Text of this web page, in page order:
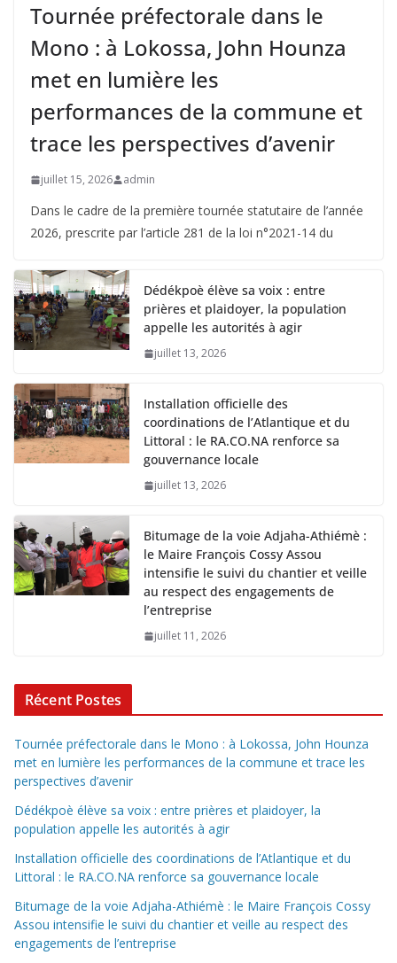
Tournée préfectorale dans le
Mono : à Lokossa, John Hounza
met en lumière les
performances de la commune et
trace les perspectives d’avenir
juillet 15, 2026 admin
Dans le cadre de la première tournée statutaire de l’année
2026, prescrite par l’article 281 de la loi n°2021-14 du
Dédékpoè élève sa voix : entre
prières et plaidoyer, la population
appelle les autorités à agir
juillet 13, 2026
Installation officielle des
coordinations de l’Atlantique et du
Littoral : le RA.CO.NA renforce sa
gouvernance locale
juillet 13, 2026
Bitumage de la voie Adjaha-Athiémè :
le Maire François Cossy Assou
intensifie le suivi du chantier et veille
au respect des engagements de
l’entreprise
juillet 11, 2026
Récent Postes
Tournée préfectorale dans le Mono : à Lokossa, John Hounza
met en lumière les performances de la commune et trace les
perspectives d’avenir
Dédékpoè élève sa voix : entre prières et plaidoyer, la
population appelle les autorités à agir
Installation officielle des coordinations de l’Atlantique et du
Littoral : le RA.CO.NA renforce sa gouvernance locale
Bitumage de la voie Adjaha-Athiémè : le Maire François Cossy
Assou intensifie le suivi du chantier et veille au respect des
engagements de l’entreprise